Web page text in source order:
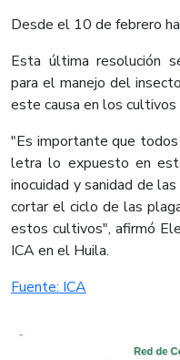
Desde el 10 de febrero
Esta última resolución
para el manejo del
este causa en los cultivos
"Es importante que
letra lo expuesto en
inocuidad y sanidad de
cortar el ciclo de las
estos cultivos", afirmó
ICA en el Huila.
Fuente: ICA